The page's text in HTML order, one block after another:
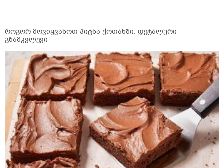
როგორ მოვიყვანოთ პიტნა ქოთანში: დეტალური
გზამკვლევი